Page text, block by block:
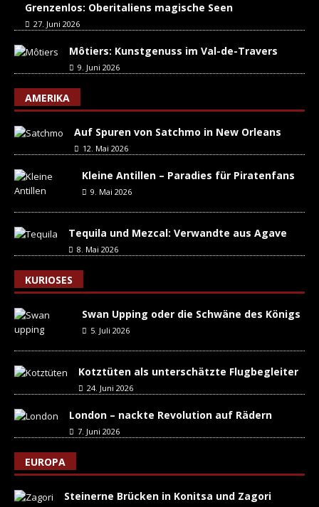
Grenzenlos: Oberitaliens magische Seen
27. Juni 2026
Môtiers: Kunstgenuss im Val-de-Travers
9. Juni 2026
AMERIKA
Auf Spuren von Satchmo in New Orleans
12. Mai 2026
Kleine Antillen – Paradies für Piratenfans
9. Mai 2026
Tequila und Mezcal: Verwandte aus Agave
8. Mai 2026
KURIOSES
Swan Upping oder die Schwäne des Königs
5. Juli 2026
Kotztüten als unterschätzte Flugbegleiter
24. Juni 2026
London – nackte Revolution auf Rädern
7. Juni 2026
EUROPA
Steinerne Brücken in Konitsa und Zagori